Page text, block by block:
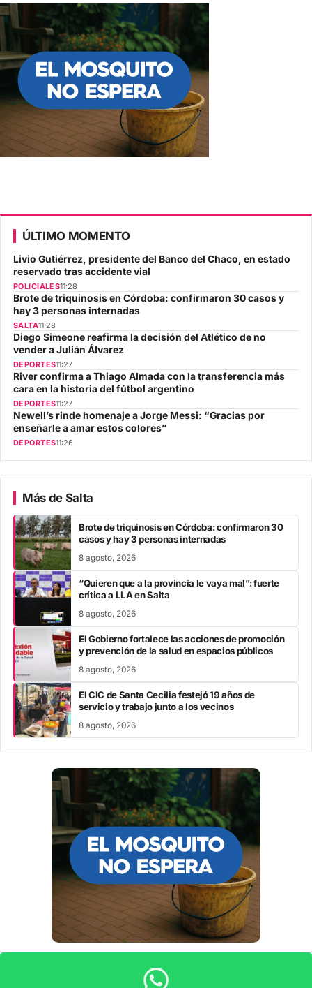
ÚLTIMO MOMENTO
Livio Gutiérrez, presidente del Banco del Chaco, en estado
reservado tras accidente vial
POLICIALES11:28
Brote de triquinosis en Córdoba: confirmaron 30 casos y
hay 3 personas internadas
SALTA11:28
Diego Simeone reafirma la decisión del Atlético de no
vender a Julián Álvarez
DEPORTES11:27
River confirma a Thiago Almada con la transferencia más
cara en la historia del fútbol argentino
DEPORTES11:27
Newell’s rinde homenaje a Jorge Messi: “Gracias por
enseñarle a amar estos colores”
DEPORTES11:26
Más de Salta
Brote de triquinosis en Córdoba: confirmaron 30
casos y hay 3 personas internadas
8 agosto, 2026
“Quieren que a la provincia le vaya mal”: fuerte
crítica a LLA en Salta
8 agosto, 2026
El Gobierno fortalece las acciones de promoción
y prevención de la salud en espacios públicos
8 agosto, 2026
El CIC de Santa Cecilia festejó 19 años de
servicio y trabajo junto a los vecinos
8 agosto, 2026